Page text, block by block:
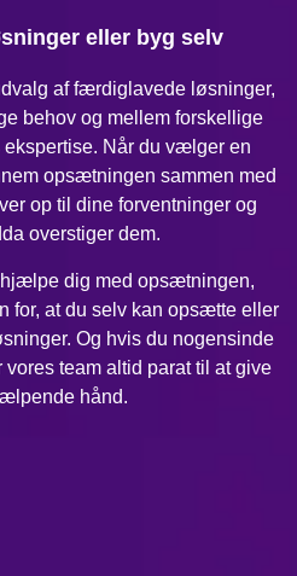
eller byg selv
af færdiglavede løsninger,
behov og mellem forskellige
ekspertise. Når du vælger en
opsætningen sammen med
op til dine forventninger og
overstiger dem.
dig med opsætningen,
for, at du selv kan opsætte eller
Og hvis du nogensinde
vores team altid parat til at give
hånd.